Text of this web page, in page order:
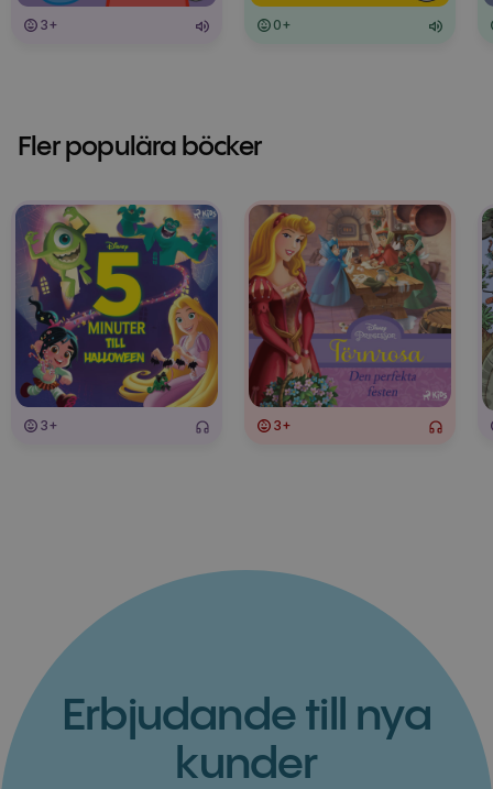
3+ 0+
Fler populära böcker
3+ 3+
Erbjudande till nya
kunder